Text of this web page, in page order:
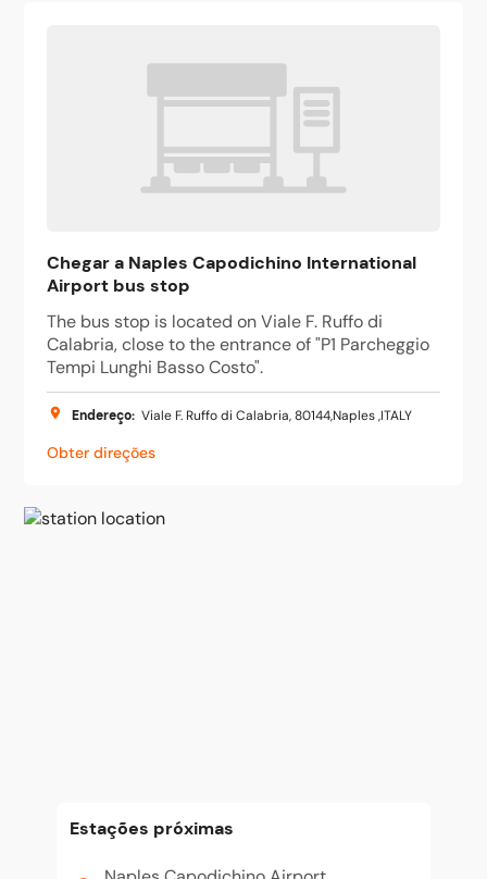
Chegar a Naples Capodichino International
Airport bus stop
The bus stop is located on Viale F. Ruffo di
Calabria, close to the entrance of "P1 Parcheggio
Tempi Lunghi Basso Costo".
Endereço: Viale F. Ruffo di Calabria, 80144,Naples ,ITALY
Obter direções
Estações próximas